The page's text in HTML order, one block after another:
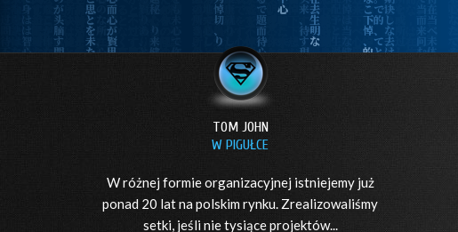
TOM JOHN
W PIGUŁCE
W różnej formie organizacyjnej istniejemy już
ponad 20 lat na polskim rynku. Zrealizowaliśmy
setki, jeśli nie tysiące projektów...